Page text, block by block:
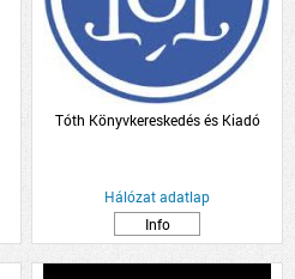
Tóth Könyvkereskedés és Kiadó
Hálózat adatlap
Info